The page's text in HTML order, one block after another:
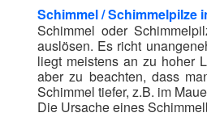
Schimmel / Schimmelpilze
Schimmel oder
auslösen. Es richt
liegt meistens an zu hoher
aber zu beachten, dass
Schimmel tiefer, z.B. im
Die Ursache eines